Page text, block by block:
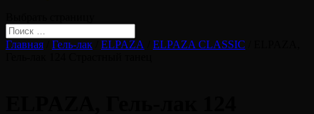
Главная Гель-лак ELPAZA ELPAZA CLASSIC